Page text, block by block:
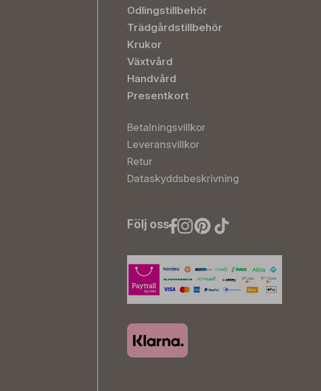
Odlingstillbehör
Trädgårdstillbehör
Krukor
Växtvård
Handvård
Presentkort
Betalningsvillkor
Leveransvillkor
Retur
Dataskyddsbeskrivning
Följ oss